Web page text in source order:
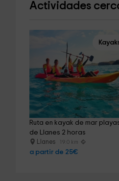
Actividades
Ruta en kayak de mar
de Llanes 2 horas
Llanes 19.0 km
a partir de 25€